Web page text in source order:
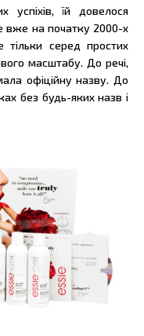
успіхів, їй довелося
вже на початку 2000-х
тільки серед простих
масштабу. До речі,
офіційну назву. До
без будь-яких назв і